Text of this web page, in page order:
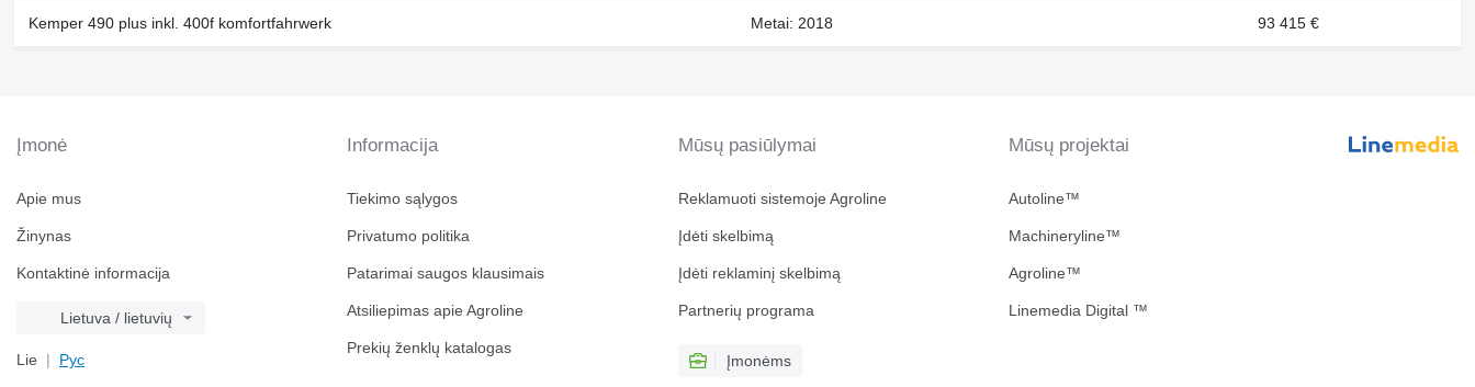
Kemper 490 plus inkl. 400f komfortfahrwerk Metai: 2018 93 415 €
Įmonė
Apie mus
Žinynas
Kontaktinė informacija
Lietuva / lietuvių
Lie Рус
Informacija
Tiekimo sąlygos
Privatumo politika
Patarimai saugos klausimais
Atsiliepimas apie Agroline
Prekių ženklų katalogas
Mūsų pasiūlymai
Reklamuoti sistemoje Agroline
Įdėti skelbimą
Įdėti reklaminį skelbimą
Partnerių programa
Įmonėms
Mūsų projektai
Autoline™
Machineryline™
Agroline™
Linemedia Digital ™